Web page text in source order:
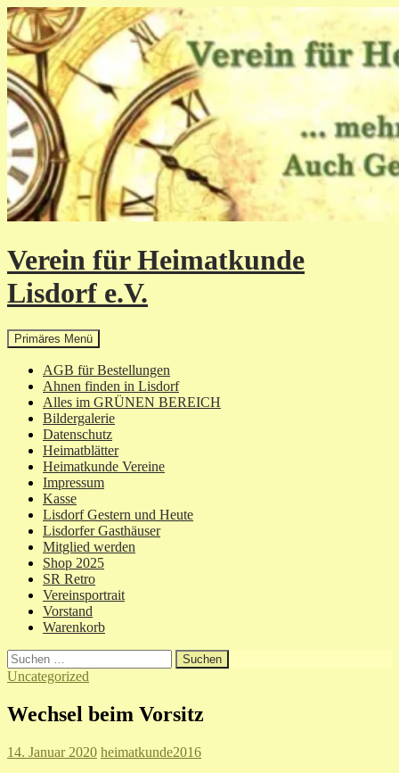
Zum
Inhalt
springen
Verein für Heimatkunde
Lisdorf e.V.
Suchen
Primäres Menü
AGB für Bestellungen
Ahnen finden in Lisdorf
Alles im GRÜNEN BEREICH
Bildergalerie
Datenschutz
Heimatblätter
Heimatkunde Vereine
Impressum
Kasse
Lisdorf Gestern und Heute
Lisdorfer Gasthäuser
Mitglied werden
Shop 2025
SR Retro
Vereinsportrait
Vorstand
Warenkorb
Suchen
nach:
Uncategorized
Wechsel beim Vorsitz
14. Januar 2020 heimatkunde2016